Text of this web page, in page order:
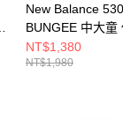
New Balance 530
BUNGEE 中大童
鞋 PZ530CG-W
NT$1,380
NT$1,980